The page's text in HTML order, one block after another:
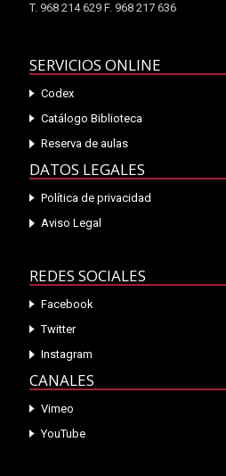
T. 968 214 629 F. 968 217 636
SERVICIOS ONLINE
Codex
Catálogo Biblioteca
Reserva de aulas
DATOS LEGALES
Política de privacidad
Aviso Legal
REDES SOCIALES
Facebook
Twitter
Instagram
CANALES
Vimeo
YouTube